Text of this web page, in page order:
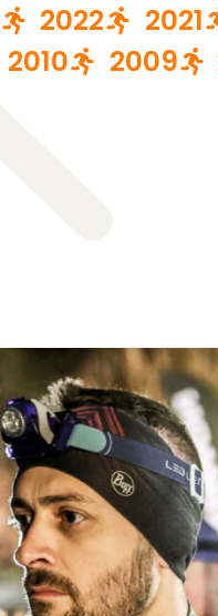
2022 2021
2010 2009